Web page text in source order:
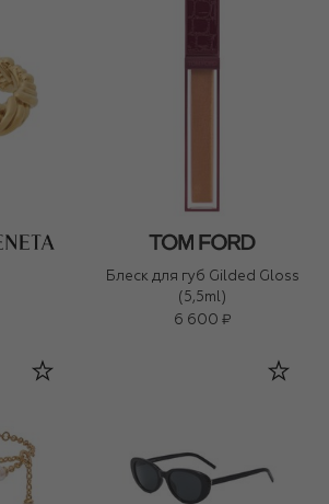
Блеск для губ Gilded Gloss
(5,5ml)
6 600 ₽